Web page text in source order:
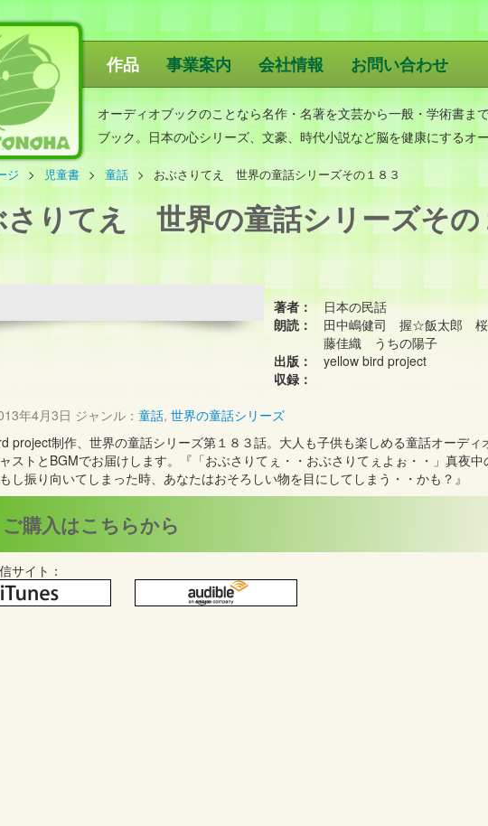
ことのは出版
作品 事業案内 会社情報 お問い合わせ
オーディオブックのことなら名作・名著を文芸から一般・学術書ま
ブック。日本の心シリーズ、文豪、時代小説など脳を健康にするオ
ジ 児童書 童話 おぶさりてえ 世界の童話シリーズその１８３
さりてえ 世界の童話シリーズその
著者：
日本の民話
朗読：
田中嶋健司 握☆飯太郎
藤佳織 うちの陽子
出版：
yellow bird project
収録：
年4月3日 ジャンル： 童話, 世界の童話シリーズ
project制作、世界の童話シリーズ第１８３話。大人も子供も楽しめる童話オーディ
ストとBGMでお届けします。『「おぶさりてぇ・・おぶさりてぇよぉ・・」真夜中
し振り向いてしまった時、あなたはおそろしい物を目にしてしまう・・かも？』
ご購入はこちらから
サイト：